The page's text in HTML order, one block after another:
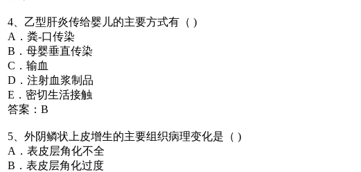
4、乙型肝炎传给婴儿的主要方式有（ )
A．粪-口传染
B．母婴垂直传染
C．输血
D．注射血浆制品
E．密切生活接触
答案：B
5、外阴鳞状上皮增生的主要组织病理变化是（ )
A．表皮层角化不全
B．表皮层角化过度